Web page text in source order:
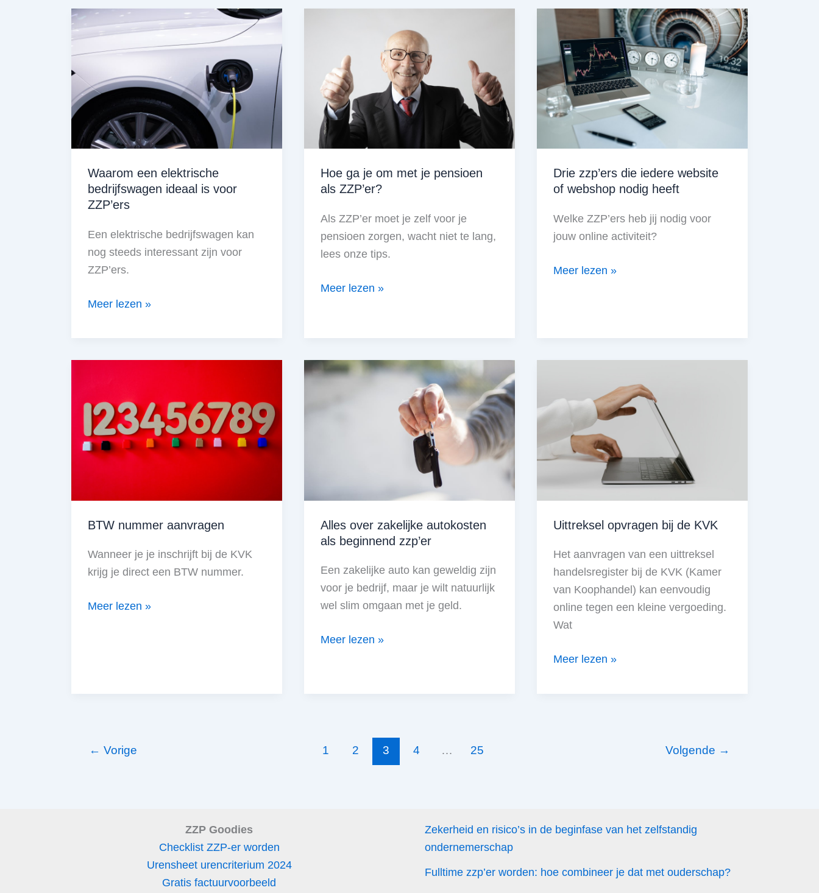
factuur
als
zzp’er:
zó
regel
je
het!
Waarom een elektrische
bedrijfswagen ideaal is voor
ZZP’ers
Een elektrische bedrijfswagen kan
nog steeds interessant zijn voor
ZZP’ers.
Waarom
voor
ZZP’ers
Meer lezen »
Hoe ga je om met je pensioen
als ZZP’er?
Als ZZP’er moet je zelf voor je
pensioen zorgen, wacht niet te lang,
lees onze tips.
Hoe
met
je
Meer lezen »
Drie zzp’ers die iedere website
of webshop nodig heeft
Welke ZZP’ers heb jij nodig voor
jouw online activiteit?
Drie
of
heeft
Meer lezen »
BTW nummer aanvragen
Wanneer je je inschrijft bij de KVK
krijg je direct een BTW nummer.
BTW
Meer lezen »
Alles over zakelijke autokosten
als beginnend zzp’er
Een zakelijke auto kan geweldig zijn
voor je bedrijf, maar je wilt natuurlijk
wel slim omgaan met je geld.
Alles
zzp’er
Meer lezen »
Uittreksel opvragen bij de KVK
Het aanvragen van een uittreksel
handelsregister bij de KVK (Kamer
van Koophandel) kan eenvoudig
online tegen een kleine vergoeding.
Wat
Uittreksel
Meer lezen »
← Vorige 1 2 3 4 … 25 Volgende →
ZZP Goodies
Checklist ZZP-er worden
Urensheet urencriterium 2024
Gratis factuurvoorbeeld
Zekerheid en risico’s in de beginfase van het zelfstandig
ondernemerschap
Fulltime zzp’er worden: hoe combineer je dat met ouderschap?